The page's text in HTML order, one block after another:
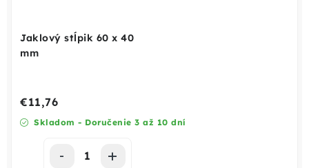
Jaklový stĺpik 60 x 40
mm
Skladom - Doručenie 3 až 10 dní
€11,76